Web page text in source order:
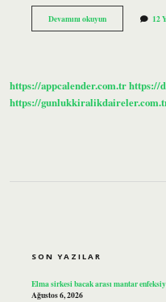
Devamını okuyunBelde
Kas
12
https://appcalender.com.trhttps://
https://
SON YAZILAR
Elma sirkesi bacak arası mantar
Ağustos 6, 2026